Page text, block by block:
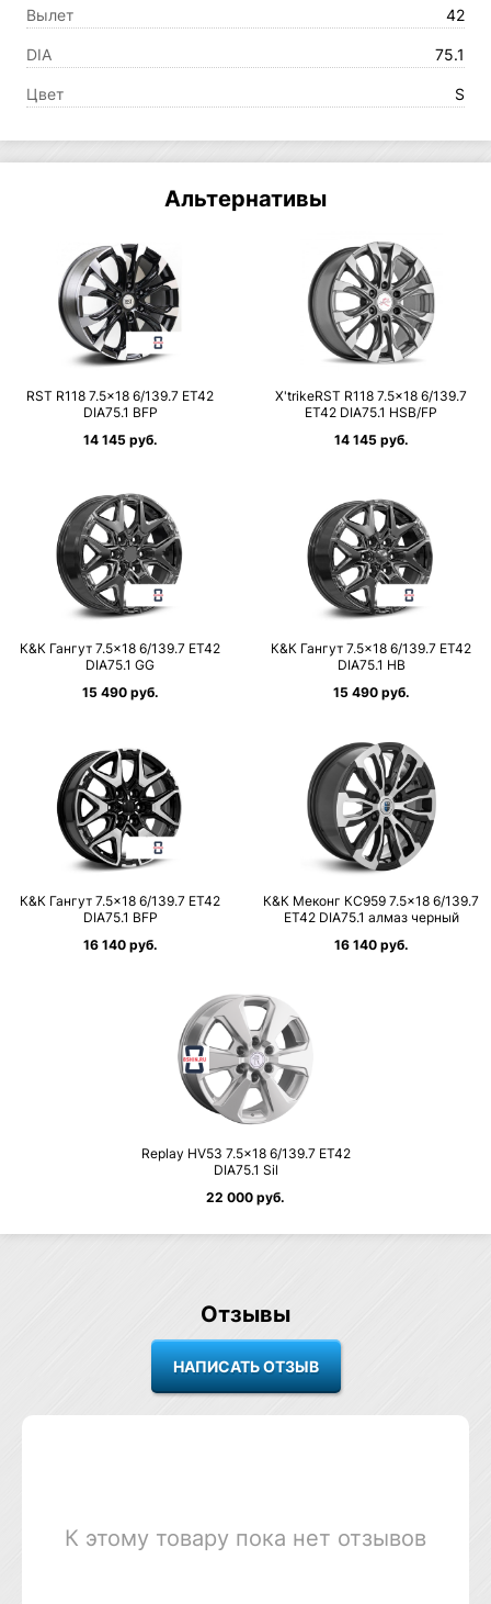
Вылет 42
DIA 75.1
Цвет S
Альтернативы
RST R118 7.5×18 6/139.7 ET42
DIA75.1 BFP
14 145 руб.
X'trikeRST R118 7.5×18 6/139.7
ET42 DIA75.1 HSB/FP
14 145 руб.
К&К Гангут 7.5×18 6/139.7 ET42
DIA75.1 GG
15 490 руб.
К&К Гангут 7.5×18 6/139.7 ET42
DIA75.1 HB
15 490 руб.
К&К Гангут 7.5×18 6/139.7 ET42
DIA75.1 BFP
16 140 руб.
К&К Меконг КС959 7.5×18 6/139.7
ET42 DIA75.1 алмаз черный
16 140 руб.
Replay HV53 7.5×18 6/139.7 ET42
DIA75.1 Sil
22 000 руб.
Отзывы
К этому товару пока нет отзывов